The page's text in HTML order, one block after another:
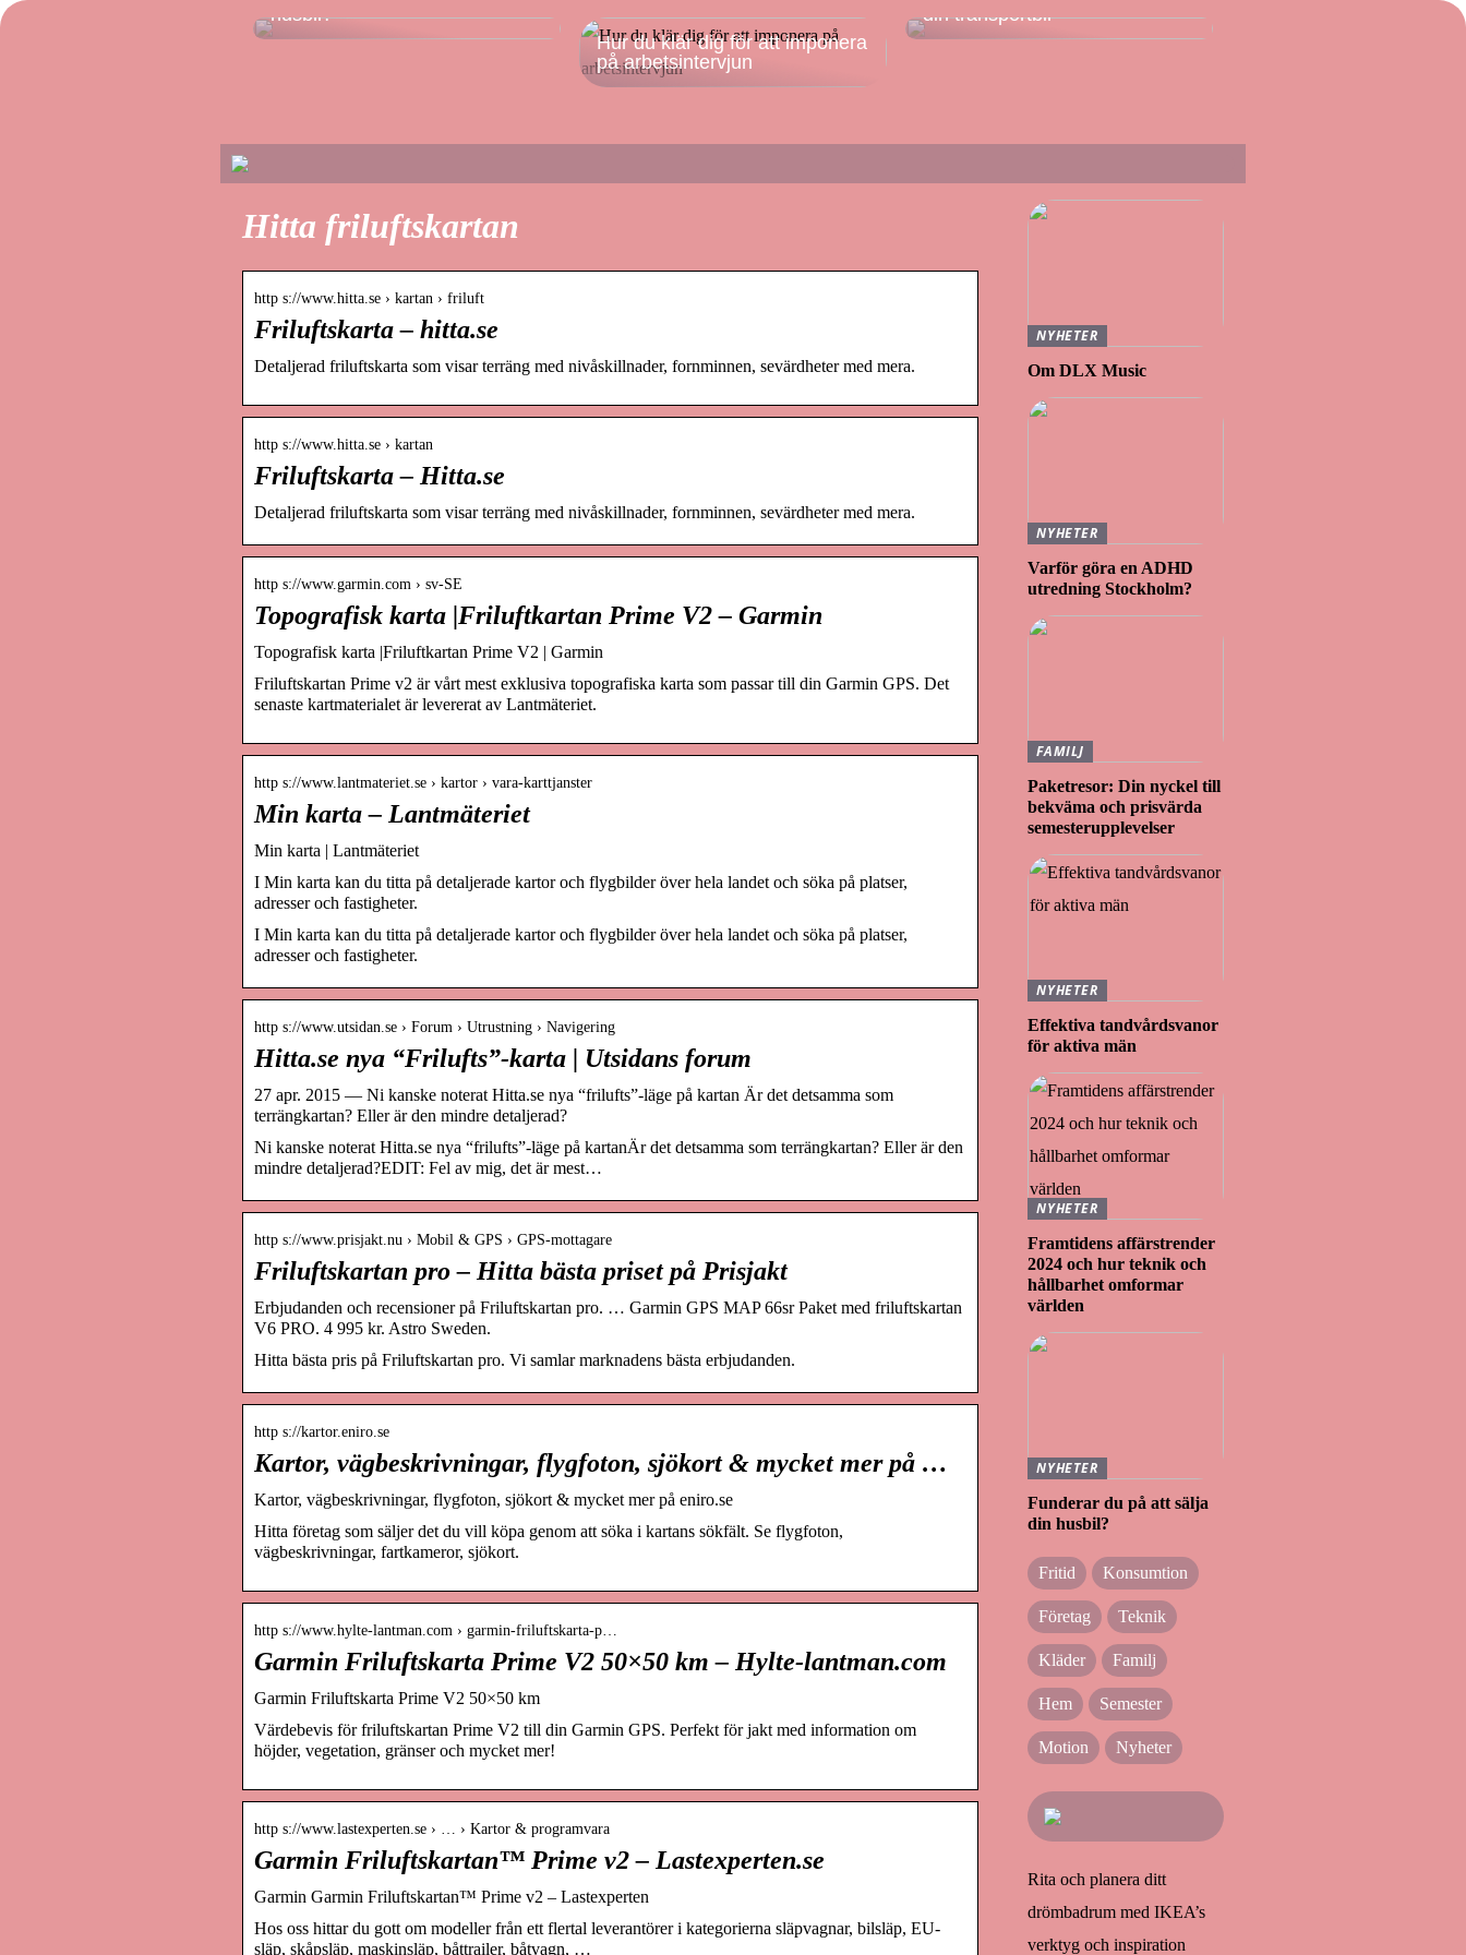
husbil?
Hur du klär dig för att imponera
på arbetsintervjun
din transportbil
Hitta friluftskartan
http s://www.hitta.se › kartan › friluft
Friluftskarta – hitta.se
Detaljerad friluftskarta som visar terräng med nivåskillnader, fornminnen, sevärdheter med mera.
http s://www.hitta.se › kartan
Friluftskarta – Hitta.se
Detaljerad friluftskarta som visar terräng med nivåskillnader, fornminnen, sevärdheter med mera.
http s://www.garmin.com › sv-SE
Topografisk karta |Friluftkartan Prime V2 – Garmin
Topografisk karta |Friluftkartan Prime V2 | Garmin
Friluftskartan Prime v2 är vårt mest exklusiva topografiska karta som passar till din Garmin GPS. Det
senaste kartmaterialet är levererat av Lantmäteriet.
http s://www.lantmateriet.se › kartor › vara-karttjanster
Min karta – Lantmäteriet
Min karta | Lantmäteriet
I Min karta kan du titta på detaljerade kartor och flygbilder över hela landet och söka på platser,
adresser och fastigheter.
I Min karta kan du titta på detaljerade kartor och flygbilder över hela landet och söka på platser,
adresser och fastigheter.
http s://www.utsidan.se › Forum › Utrustning › Navigering
Hitta.se nya “Frilufts”-karta | Utsidans forum
27 apr. 2015 — Ni kanske noterat Hitta.se nya “frilufts”-läge på kartan Är det detsamma som
terrängkartan? Eller är den mindre detaljerad?
Ni kanske noterat Hitta.se nya “frilufts”-läge på kartanÄr det detsamma som terrängkartan? Eller är den
mindre detaljerad?EDIT: Fel av mig, det är mest…
http s://www.prisjakt.nu › Mobil & GPS › GPS-mottagare
Friluftskartan pro – Hitta bästa priset på Prisjakt
Erbjudanden och recensioner på Friluftskartan pro. … Garmin GPS MAP 66sr Paket med friluftskartan
V6 PRO. 4 995 kr. Astro Sweden.
Hitta bästa pris på Friluftskartan pro. Vi samlar marknadens bästa erbjudanden.
http s://kartor.eniro.se
Kartor, vägbeskrivningar, flygfoton, sjökort & mycket mer på …
Kartor, vägbeskrivningar, flygfoton, sjökort & mycket mer på eniro.se
Hitta företag som säljer det du vill köpa genom att söka i kartans sökfält. Se flygfoton,
vägbeskrivningar, fartkameror, sjökort.
http s://www.hylte-lantman.com › garmin-friluftskarta-p…
Garmin Friluftskarta Prime V2 50×50 km – Hylte-lantman.com
Garmin Friluftskarta Prime V2 50×50 km
Värdebevis för friluftskartan Prime V2 till din Garmin GPS. Perfekt för jakt med information om
höjder, vegetation, gränser och mycket mer!
http s://www.lastexperten.se › … › Kartor & programvara
Garmin Friluftskartan™ Prime v2 – Lastexperten.se
Garmin Garmin Friluftskartan™ Prime v2 – Lastexperten
Hos oss hittar du gott om modeller från ett flertal leverantörer i kategorierna släpvagnar, bilsläp, EU-
släp, skåpsläp, maskinsläp, båttrailer, båtvagn, …
NYHETER
Om DLX Music
NYHETER
Varför göra en ADHD
utredning Stockholm?
FAMILJ
Paketresor: Din nyckel till
bekväma och prisvärda
semesterupplevelser
NYHETER
Effektiva tandvårdsvanor
för aktiva män
NYHETER
Framtidens affärstrender
2024 och hur teknik och
hållbarhet omformar
världen
NYHETER
Funderar du på att sälja
din husbil?
Fritid Konsumtion
Företag Teknik
Kläder Familj
Hem Semester
Motion Nyheter
Rita och planera ditt
drömbadrum med IKEA’s
verktyg och inspiration